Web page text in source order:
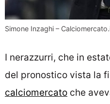
Simone Inzaghi –
I nerazzurri, che in
del pronostico vista la
calciomercato che